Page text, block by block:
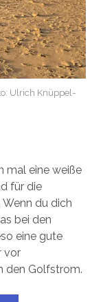
Ulrich Knüppel-
mal eine weiße
für die
du dich
bei den
eine gute
vor
den Golfstrom.